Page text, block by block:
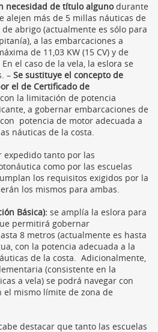
necesidad de título algunodurante
alejen más de 5 millas náuticas de
abrigo (actualmente es sólo para
a las embarcaciones a
de 11,03 KW (15 CV) y de
el caso de la vela, la eslora se
– Se sustituye el concepto de
el de Certificado de
la limitación de potencia
a gobernar embarcaciones de
potencia de motor adecuada a
náuticas de la costa.
expedido tanto por las
como por las escuelas
los requisitos exigidos por la
los mismos para ambas.
Básica): se amplía la eslora para
permitirá gobernar
8 metros (actualmente es hasta
con la potencia adecuada a la
de la costa. Adicionalmente,
(consistente en la
a vela) se podrá navegar con
el mismo límite de zona de
destacar que tanto las escuelas